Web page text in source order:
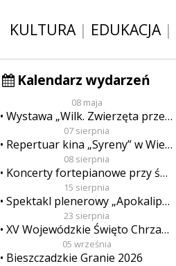
KULTURA| EDUKACJA|
Kalendarz wydarzeń
08 maja
Wystawa „Wilk. Zwierzęta przeklęte”
07 sierpnia
Repertuar kina „Syreny” w Wieluniu w dn. od 7 do 13 sierpnia
08 sierpnia
Koncerty fortepianowe przy świecach
15 sierpnia
Spektakl plenerowy „Apokalipsa”
23 sierpnia
XV Wojewódzkie Święto Chrzanu
05 września
Bieszczadzkie Granie 2026